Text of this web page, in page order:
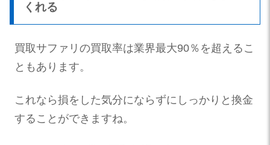
くれる
買取サファリの買取率は業界最大90％を超えるこ
ともあります。
これなら損をした気分にならずにしっかりと換金
することができますね。